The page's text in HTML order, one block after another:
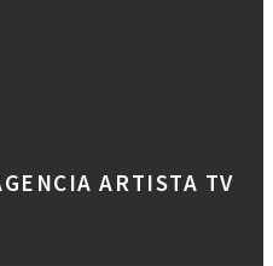
ARTISTA TV